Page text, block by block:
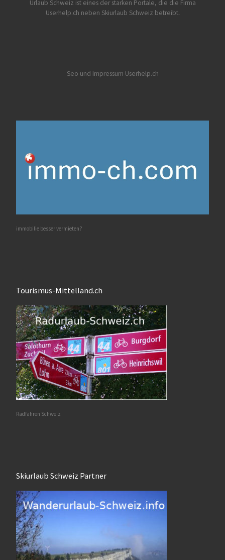
Urlaub Schweiz ist eines der starken Portale, die die Firma
Userhelp.ch neben Skiurlaub Schweiz betreibt.
Seo und Impressum Userhelp.ch
immobilie besser vermieten?
Tourismus-Mittelland.ch
Radfahren Schweiz
Skiurlaub Schweiz Partner